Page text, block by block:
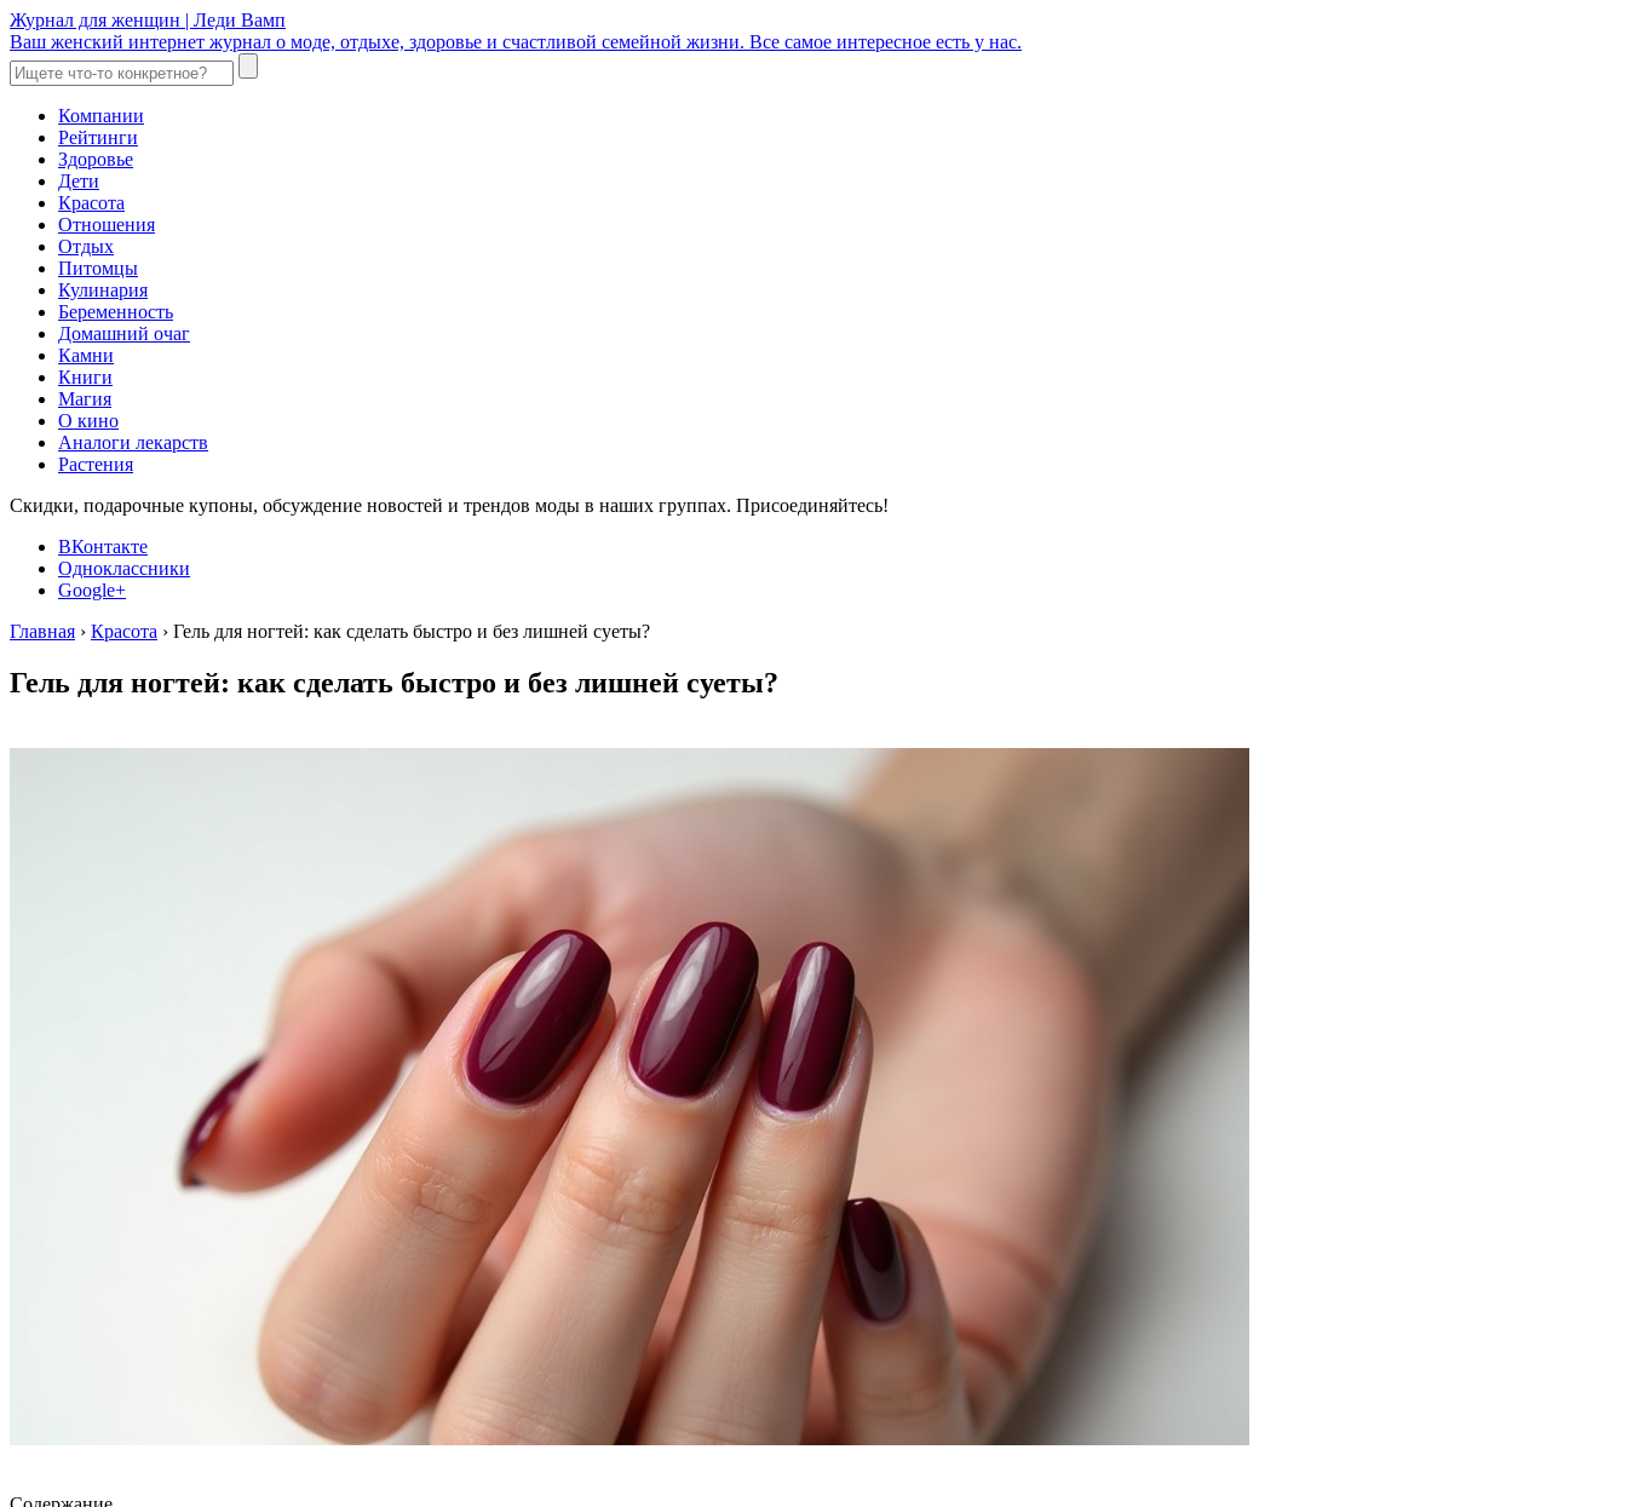
Журнал для женщин | Леди Вамп
Ваш женский интернет журнал о моде, отдыхе, здоровье и счастливой семейной жизни. Все самое интересное есть у нас.
Компании
Рейтинги
Здоровье
Дети
Красота
Отношения
Отдых
Питомцы
Кулинария
Беременность
Домашний очаг
Камни
Книги
Магия
О кино
Аналоги лекарств
Растения
Скидки, подарочные купоны, обсуждение новостей и трендов моды в наших группах. Присоединяйтесь!
ВКонтакте
Одноклассники
Google+
Главная › Красота › Гель для ногтей: как сделать быстро и без лишней суеты?
Гель для ногтей: как сделать быстро и без лишней суеты?